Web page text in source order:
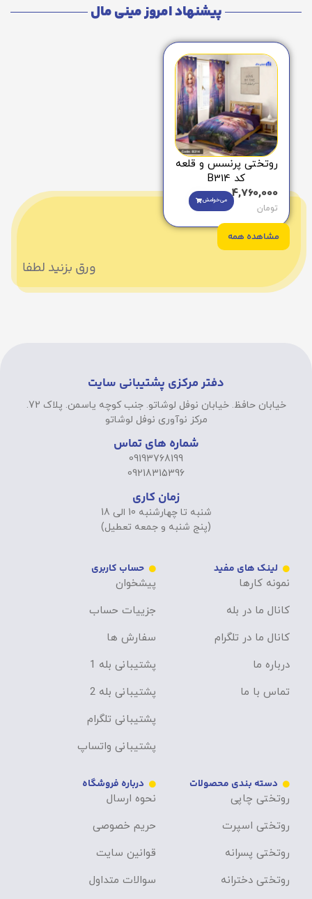
پیشنهاد امروز مینی مال
روتختی پرنسس و قلعه
کد B314
4,760,000
تومان
می‌خوامش
مشاهده همه
ورق بزنید لطفا
دفتر مرکزی پشتیبانی سایت
خیابان حافظ. خیابان نوفل لوشاتو. جنب کوچه یاسمن. پلاک 72.
مرکز نوآوری نوفل لوشاتو
شماره های تماس
09193768199
09218315396
زمان کاری
شنبه تا چهارشنبه 10 الی 18
(پنج شنبه و جمعه تعطیل)
لینک های مفید
نمونه کارها
کانال ما در بله
کانال ما در تلگرام
درباره ما
تماس با ما
حساب کاربری
پیشخوان
جزییات حساب
سفارش ها
پشتیبانی بله 1
پشتیبانی بله 2
پشتیبانی تلگرام
پشتیبانی واتساپ
دسته بندی محصولات
روتختی چاپی
روتختی اسپرت
روتختی پسرانه
روتختی دخترانه
درباره فروشگاه
نحوه ارسال
حریم خصوصی
قوانین سایت
سوالات متداول